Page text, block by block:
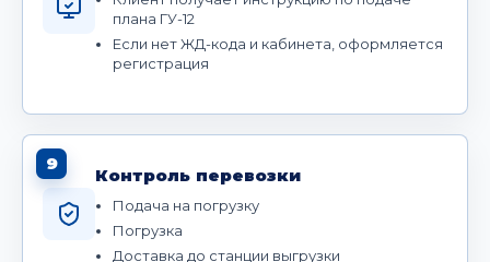
плана ГУ-12
Если нет ЖД-кода и кабинета, оформляется
регистрация
9
Контроль перевозки
Подача на погрузку
Погрузка
Доставка до станции выгрузки